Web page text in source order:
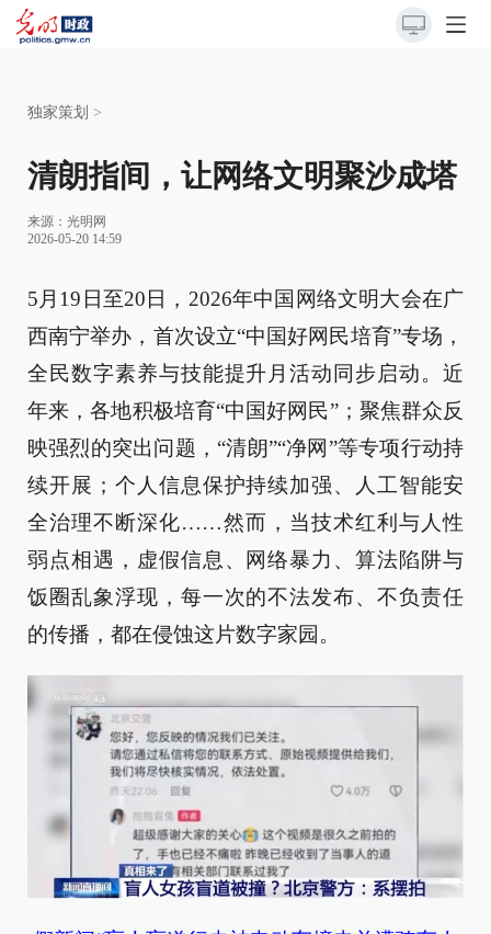
独家策划 >
清朗指间，让网络文明聚沙成塔
来源： 光明网
2026-05-20 14:59
5月19日至20日，2026年中国网络文明大会在广
西南宁举办，首次设立“中国好网民培育”专场，
全民数字素养与技能提升月活动同步启动。近
年来，各地积极培育“中国好网民”；聚焦群众反
映强烈的突出问题，“清朗”“净网”等专项行动持
续开展；个人信息保护持续加强、人工智能安
全治理不断深化……然而，当技术红利与人性
弱点相遇，虚假信息、网络暴力、算法陷阱与
饭圈乱象浮现，每一次的不法发布、不负责任
的传播，都在侵蚀这片数字家园。